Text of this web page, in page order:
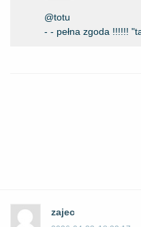
@totu
- - pełna zgoda !!!!!!
zajec